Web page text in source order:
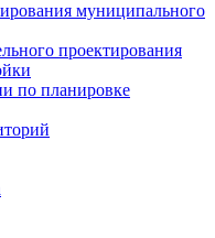
муниципального
проектирования
по планировке